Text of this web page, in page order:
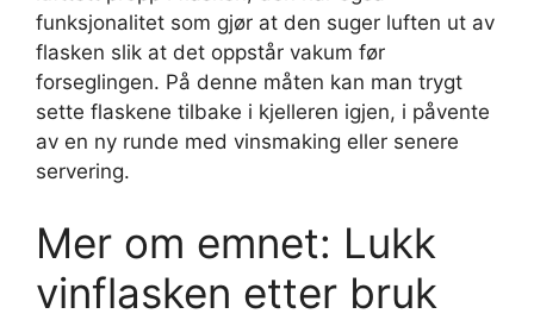
funksjonalitet som gjør at den suger luften ut av
flasken slik at det oppstår vakum før
forseglingen. På denne måten kan man trygt
sette flaskene tilbake i kjelleren igjen, i påvente
av en ny runde med vinsmaking eller senere
servering.
Mer om emnet: Lukk
vinflasken etter bruk